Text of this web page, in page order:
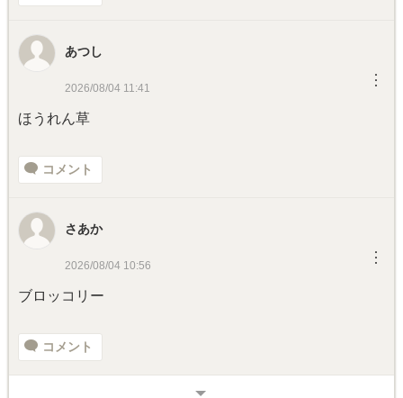
あつし
2026/08/04 11:41 ︙
ほうれん草
コメント
さあか
2026/08/04 10:56 ︙
ブロッコリー
コメント